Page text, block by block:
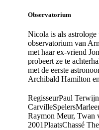
Observatorium
Nicola is als
observatorium van
met haar ex-vriend
probeert ze te
met de eerste
Archibald Hamilton
RegisseurPaul Terwijn
CarvilleSpelers
Raymon Meur, Twan
2001PlaatsChassé